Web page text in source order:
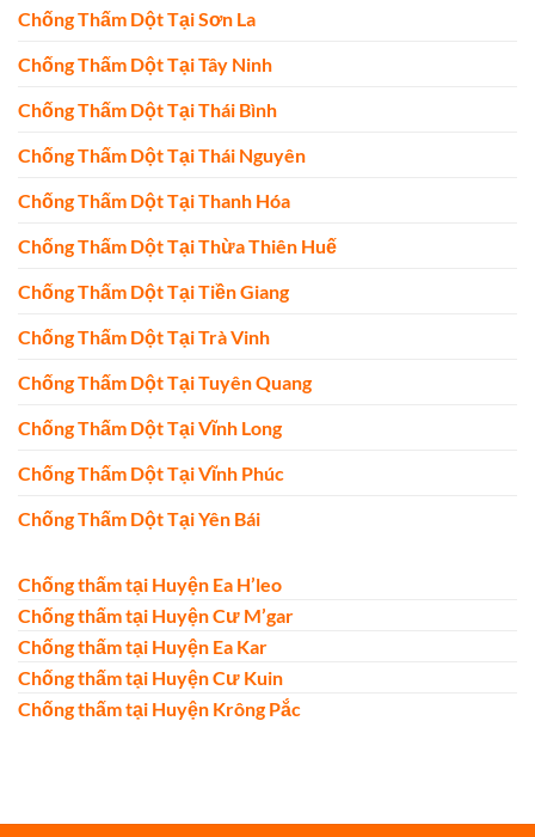
Chống Thấm Dột Tại Sơn La
Chống Thấm Dột Tại Tây Ninh
Chống Thấm Dột Tại Thái Bình
Chống Thấm Dột Tại Thái Nguyên
Chống Thấm Dột Tại Thanh Hóa
Chống Thấm Dột Tại Thừa Thiên Huế
Chống Thấm Dột Tại Tiền Giang
Chống Thấm Dột Tại Trà Vinh
Chống Thấm Dột Tại Tuyên Quang
Chống Thấm Dột Tại Vĩnh Long
Chống Thấm Dột Tại Vĩnh Phúc
Chống Thấm Dột Tại Yên Bái
Chống thấm tại Huyện Ea H’leo
Chống thấm tại Huyện Cư M’gar
Chống thấm tại Huyện Ea Kar
Chống thấm tại Huyện Cư Kuin
Chống thấm tại Huyện Krông Pắc